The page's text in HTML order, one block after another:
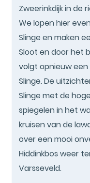
Zweerinkdijk in de
We lopen hier
Slinge en maken
Sloot en door het
volgt opnieuw
Slinge. De
Slinge met de
spiegelen in het
kruisen van de
over een mooi
Hiddinkbos weer
Varsseveld.